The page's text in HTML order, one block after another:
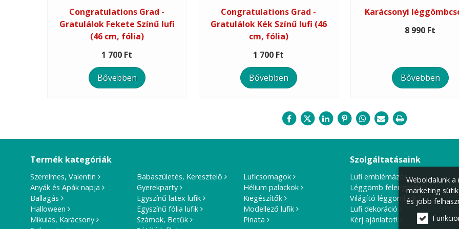
Congratulations Grad -
Gratulálok Fekete Színű lufi
(46 cm, fólia)
1 700 Ft
Bővebben
Congratulations Grad -
Gratulálok Kék Színű lufi (46
cm, fólia)
1 700 Ft
Bővebben
Karácsonyi
8 990 Ft
Bővebben
Termék kategóriák
Szerelmes, Valentin
Anyák és Apák napja
Ballagás
Halloween
Mikulás, Karácsony
Babaszületés, Keresztelő
Gyerekparty
Egyszínű latex lufik
Egyszínű fólia lufik
Számok, Betűk
Luficsomagok
Hélium palackok
Kiegészítők
Modellező lufik
Pinata
Szolgáltatásaink
Lufi emblémázás
Léggömb felengedés
Világító léggömbök
Lufi dekoráció
Kérj ajánlatot!
Weboldalunk
marketing
és jobb